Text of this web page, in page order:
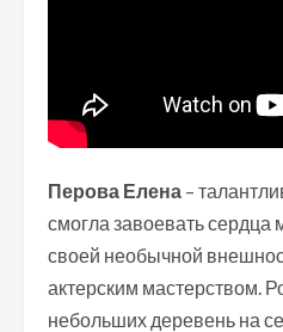
Перова Елена –
смогла завоевать сердца
своей необычной
актерским мастерством.
небольших деревень на